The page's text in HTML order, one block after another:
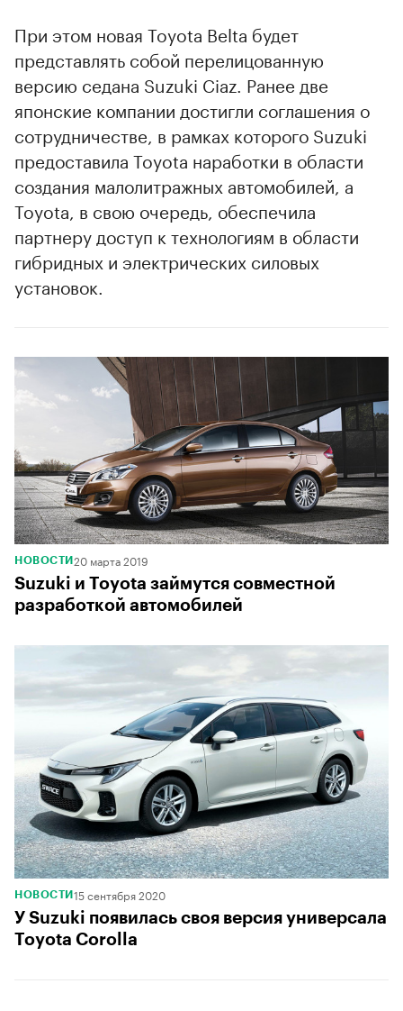
При этом новая Toyota Belta будет
представлять собой перелицованную
версию седана Suzuki Ciaz. Ранее две
японские компании достигли соглашения о
сотрудничестве, в рамках которого Suzuki
предоставила Toyota наработки в области
создания малолитражных автомобилей, а
Toyota, в свою очередь, обеспечила
партнеру доступ к технологиям в области
гибридных и электрических силовых
установок.
НОВОСТИ 20 марта 2019
Suzuki и Toyota займутся совместной
разработкой автомобилей
НОВОСТИ 15 сентября 2020
У Suzuki появилась своя версия универсала
Toyota Corolla